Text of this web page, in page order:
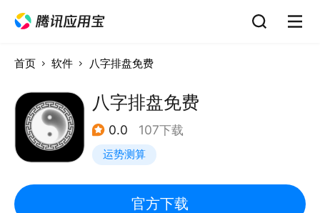
首页 软件 八字排盘免费
八字排盘免费
0.0 107下载
运势测算
官方下载